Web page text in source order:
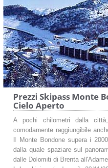
Prezzi Skipass Monte
Cielo Aperto
A pochi chilometri dalla
comodamente raggiungibile
Il Monte Bondone supera i
dalla quale spaziare sul
dalle Dolomiti di Brenta